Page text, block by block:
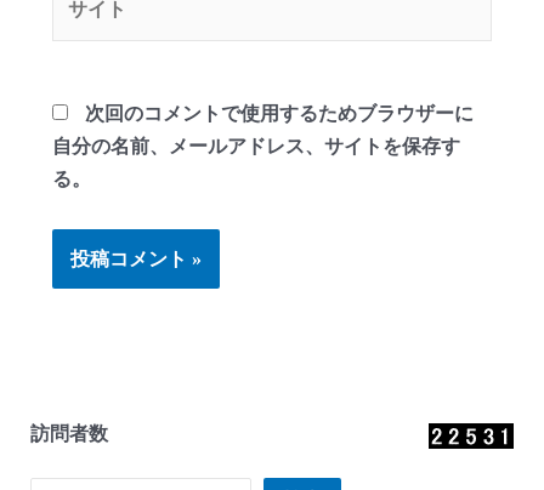
次回のコメントで使用するためブラウザーに
自分の名前、メールアドレス、サイトを保存す
る。
訪問者数